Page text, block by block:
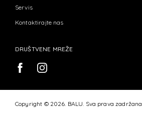
Servis
Kontaktirajte nas
DRUŠTVENE MREŽE
Copyright © 2026. BALU. Sva prava zadržana.